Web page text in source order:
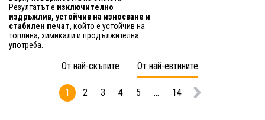
Резултатът е изключително
издръжлив, устойчив на износване и
стабилен печат, който е устойчив на
топлина, химикали и продължителна
употреба.
От най-скъпите От най-евтините
1 2 3 4 5 ... 14